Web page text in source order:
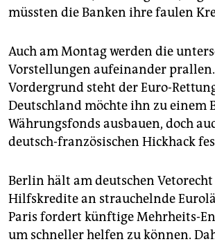
müssten die Banken ihre faulen
Auch am Montag werden die
Vorstellungen aufeinander
Vordergrund steht der Euro-
Deutschland möchte ihn zu einem
Währungsfonds ausbauen, doch
deutsch-französischen Hickhack
Berlin hält am deutschen
Hilfskredite an strauchelnde
Paris fordert künftige Mehrheits-
um schneller helfen zu können.